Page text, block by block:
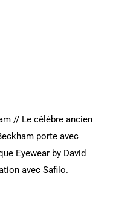
// Le célèbre ancien
porte avec
Eyewear by David
avec Safilo.